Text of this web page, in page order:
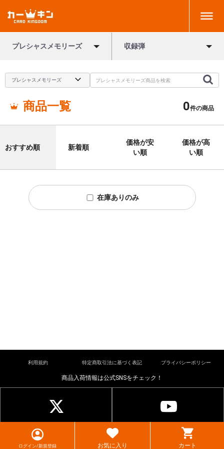
ログイン/新規登録 お気に入り カート
プレシャスメモリーズ 収録弾
商品一覧 0件の商品
おすすめ順 新着順
価格が安
い順
価格が高
い順
在庫ありのみ
利用規約 特定商取引法に基づく表記 プライバシーポリシー
© cardkingdom. All rights reserved.
商品入荷情報は公式SNSをチェック！